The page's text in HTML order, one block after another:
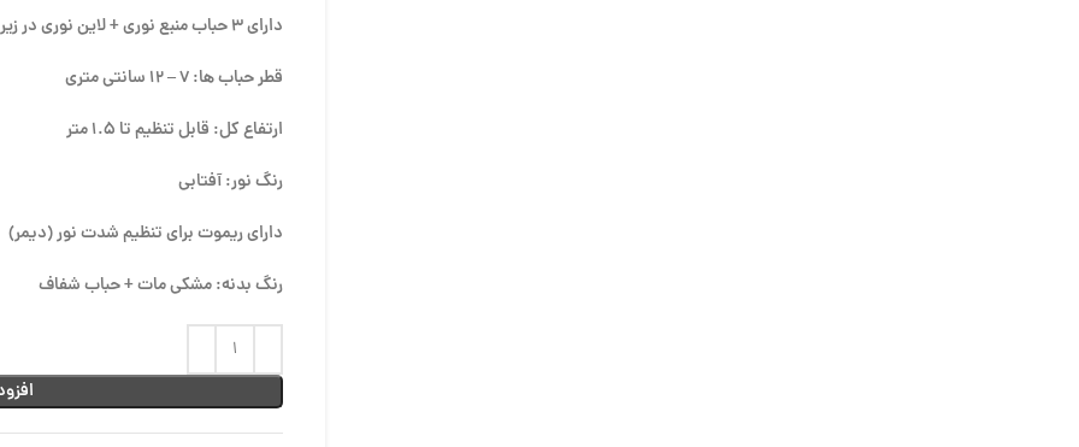
دارای 3 حباب منبع نوری + لاین نوری در زیر میله
قطر حباب ها: 7 – 12 سانتی متری
ارتفاع کل: قابل تنظیم تا 1.5 متر
رنگ نور: آفتابی
دارای ریموت برای تنظیم شدت نور (دیمر)
رنگ بدنه: مشکی مات + حباب شفاف